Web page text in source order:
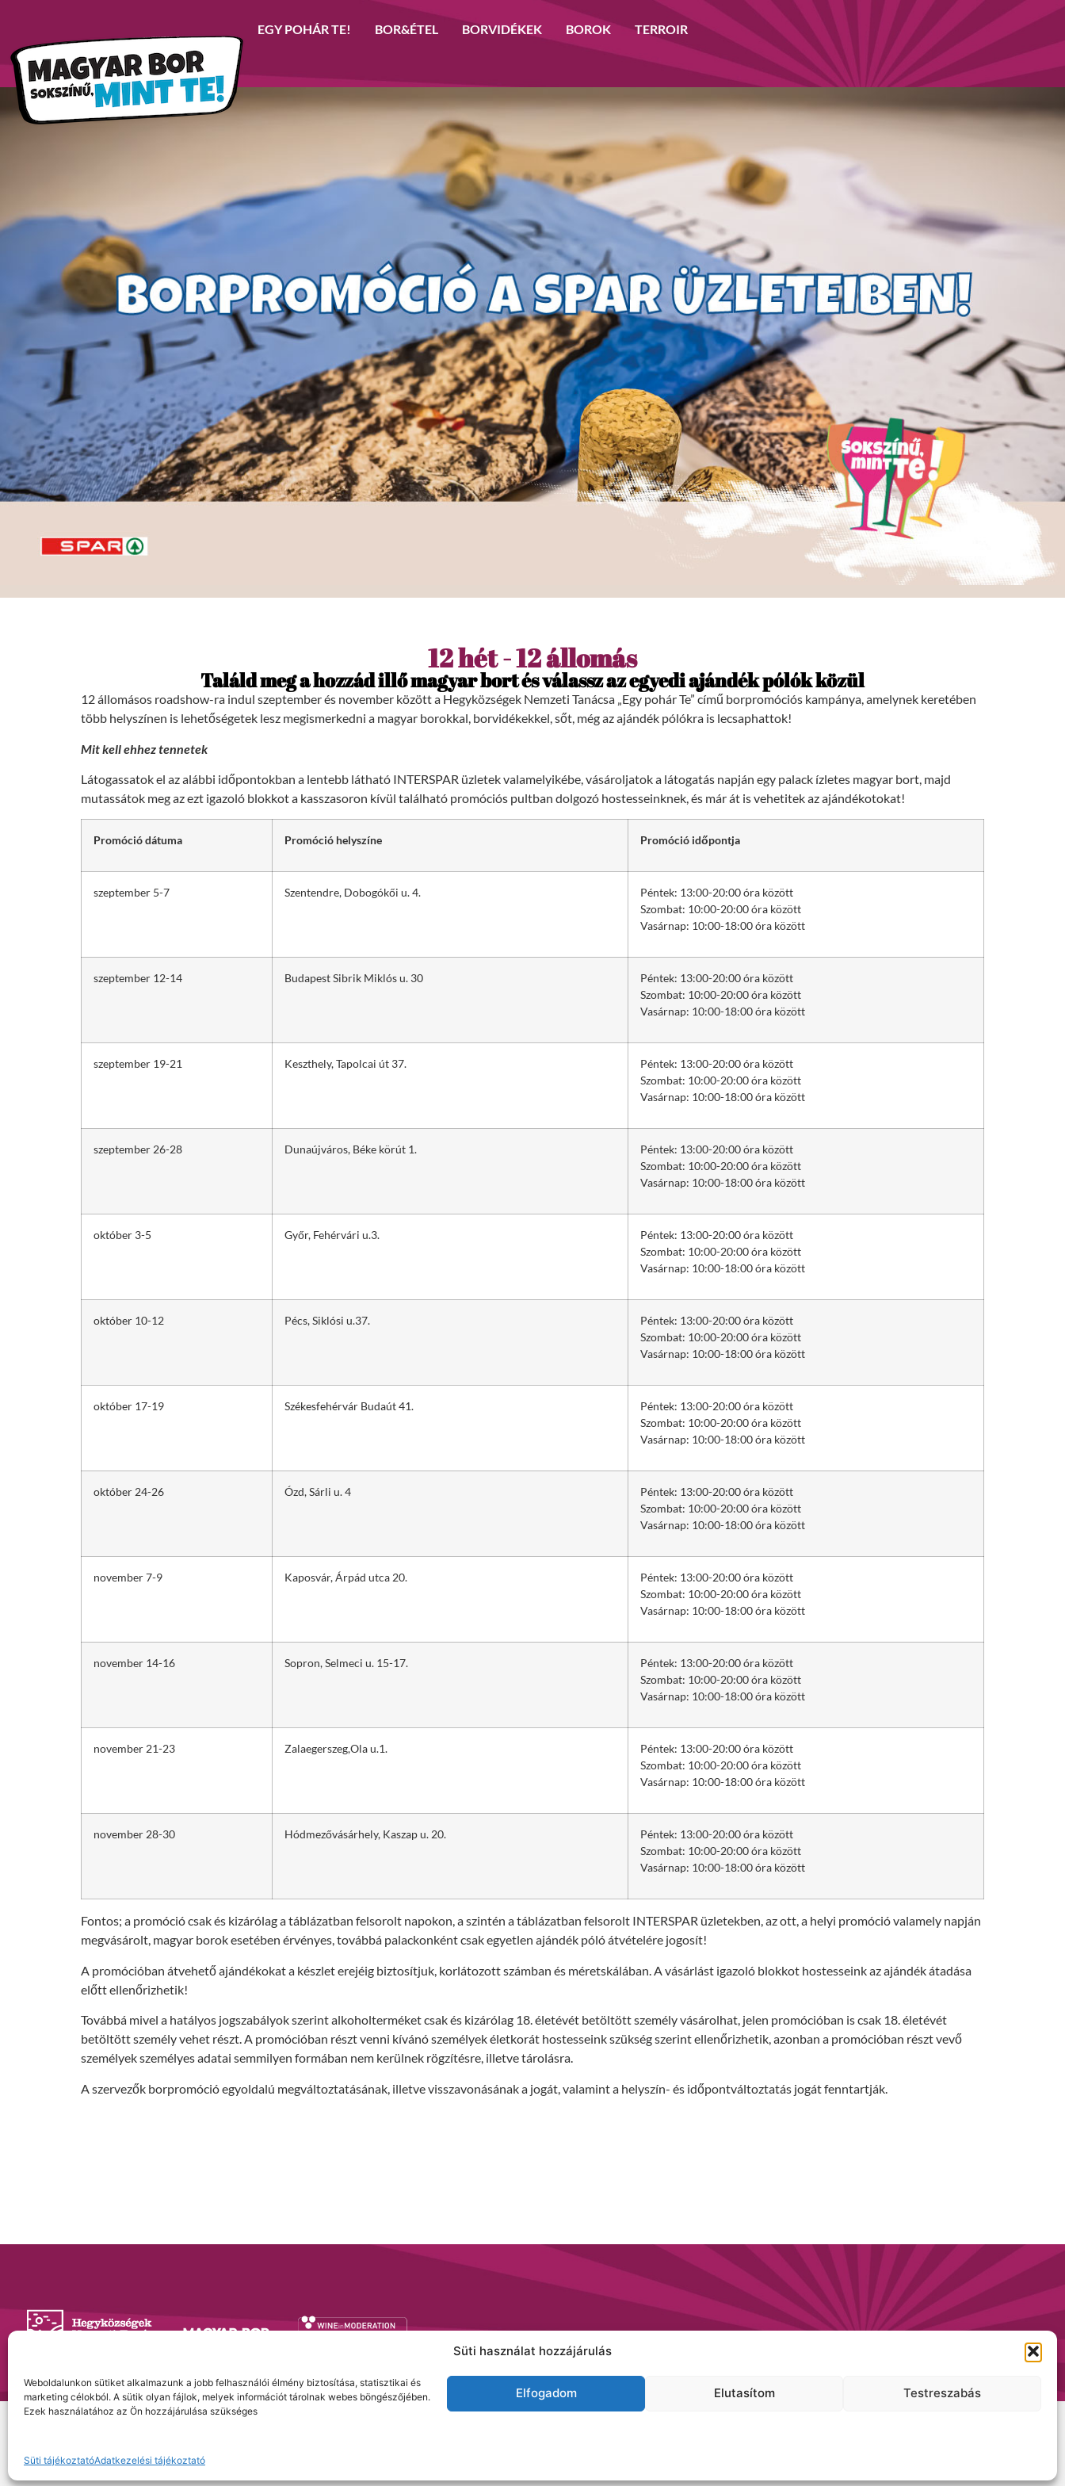
Süti használat hozzájárulás
Weboldalunkon sütiket alkalmazunk a jobb felhasználói élmény biztosítása, statisztikai és
marketing célokból. A sütik olyan fájlok, melyek információt tárolnak webes böngészőjében.
Ezek használatához az Ön hozzájárulása szükséges
Elfogadom Elutasítom Testreszabás
Süti tájékoztatóAdatkezelési tájékoztató
EGY POHÁR TE! BOR&ÉTEL BORVIDÉKEK BOROK TERROIR
12 hét - 12 állomás
Találd meg a hozzád illő magyar bort és válassz az egyedi ajándék pólók közül
12 állomásos roadshow-ra indul szeptember és november között a Hegyközségek Nemzeti Tanácsa „Egy pohár Te” című borpromóciós kampánya, amelynek keretében
több helyszínen is lehetőségetek lesz megismerkedni a magyar borokkal, borvidékekkel, sőt, még az ajándék pólókra is lecsaphattok!
Mit kell ehhez tennetek
Látogassatok el az alábbi időpontokban a lentebb látható INTERSPAR üzletek valamelyikébe, vásároljatok a látogatás napján egy palack ízletes magyar bort, majd
mutassátok meg az ezt igazoló blokkot a kasszasoron kívül található promóciós pultban dolgozó hostesseinknek, és már át is vehetitek az ajándékotokat!
Promóció dátuma Promóció helyszíne Promóció időpontja
szeptember 5-7 Szentendre, Dobogókői u. 4.
Péntek: 13:00-20:00 óra között
Szombat: 10:00-20:00 óra között
Vasárnap: 10:00-18:00 óra között
szeptember 12-14 Budapest Sibrik Miklós u. 30
Péntek: 13:00-20:00 óra között
Szombat: 10:00-20:00 óra között
Vasárnap: 10:00-18:00 óra között
szeptember 19-21 Keszthely, Tapolcai út 37.
Péntek: 13:00-20:00 óra között
Szombat: 10:00-20:00 óra között
Vasárnap: 10:00-18:00 óra között
szeptember 26-28 Dunaújváros, Béke körút 1.
Péntek: 13:00-20:00 óra között
Szombat: 10:00-20:00 óra között
Vasárnap: 10:00-18:00 óra között
október 3-5 Győr, Fehérvári u.3.
Péntek: 13:00-20:00 óra között
Szombat: 10:00-20:00 óra között
Vasárnap: 10:00-18:00 óra között
október 10-12 Pécs, Siklósi u.37.
Péntek: 13:00-20:00 óra között
Szombat: 10:00-20:00 óra között
Vasárnap: 10:00-18:00 óra között
október 17-19 Székesfehérvár Budaút 41.
Péntek: 13:00-20:00 óra között
Szombat: 10:00-20:00 óra között
Vasárnap: 10:00-18:00 óra között
október 24-26 Ózd, Sárli u. 4
Péntek: 13:00-20:00 óra között
Szombat: 10:00-20:00 óra között
Vasárnap: 10:00-18:00 óra között
november 7-9 Kaposvár, Árpád utca 20.
Péntek: 13:00-20:00 óra között
Szombat: 10:00-20:00 óra között
Vasárnap: 10:00-18:00 óra között
november 14-16 Sopron, Selmeci u. 15-17.
Péntek: 13:00-20:00 óra között
Szombat: 10:00-20:00 óra között
Vasárnap: 10:00-18:00 óra között
november 21-23 Zalaegerszeg,Ola u.1.
Péntek: 13:00-20:00 óra között
Szombat: 10:00-20:00 óra között
Vasárnap: 10:00-18:00 óra között
november 28-30 Hódmezővásárhely, Kaszap u. 20.
Péntek: 13:00-20:00 óra között
Szombat: 10:00-20:00 óra között
Vasárnap: 10:00-18:00 óra között
Fontos; a promóció csak és kizárólag a táblázatban felsorolt napokon, a szintén a táblázatban felsorolt INTERSPAR üzletekben, az ott, a helyi promóció valamely napján
megvásárolt, magyar borok esetében érvényes, továbbá palackonként csak egyetlen ajándék póló átvételére jogosít!
A promócióban átvehető ajándékokat a készlet erejéig biztosítjuk, korlátozott számban és méretskálában. A vásárlást igazoló blokkot hostesseink az ajándék átadása
előtt ellenőrizhetik!
Továbbá mivel a hatályos jogszabályok szerint alkoholterméket csak és kizárólag 18. életévét betöltött személy vásárolhat, jelen promócióban is csak 18. életévét
betöltött személy vehet részt. A promócióban részt venni kívánó személyek életkorát hostesseink szükség szerint ellenőrizhetik, azonban a promócióban részt vevő
személyek személyes adatai semmilyen formában nem kerülnek rögzítésre, illetve tárolásra.
A szervezők borpromóció egyoldalú megváltoztatásának, illetve visszavonásának a jogát, valamint a helyszín- és időpontváltoztatás jogát fenntartják.